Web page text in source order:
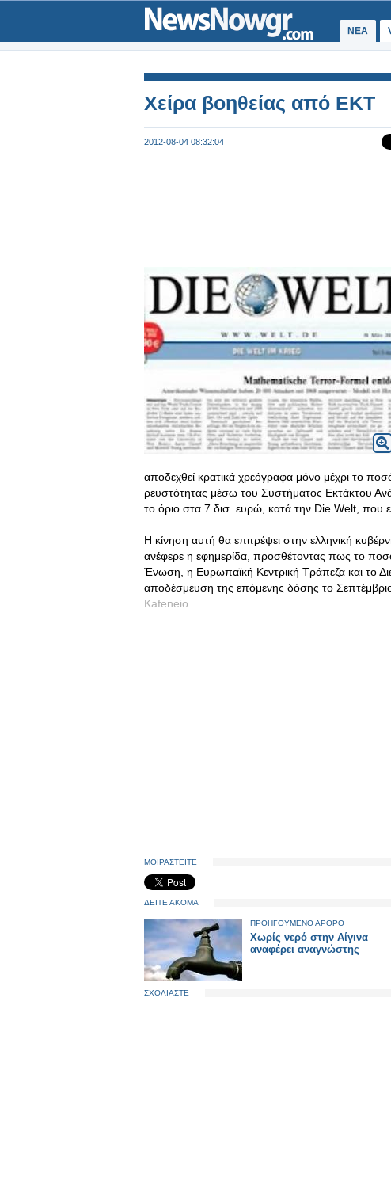
ΝΕΑ
Χείρα βοηθείας από ΕΚΤ
2012-08-04 08:32:04
αποδεχθεί κρατικά χρεόγραφα μόνο μέχρι το
ρευστότητας μέσω του Συστήματος Εκτάκτου
το όριο στα 7 δισ. ευρώ, κατά την Die Welt, που
Η κίνηση αυτή θα επιτρέψει στην ελληνική
ανέφερε η εφημερίδα, προσθέτοντας πως το
Ένωση, η Ευρωπαϊκή Κεντρική Τράπεζα και το
αποδέσμευση της επόμενης δόσης το
Kafeneio
ΜΟΙΡΑΣΤΕΙΤΕ
ΔΕΙΤΕ ΑΚΟΜΑ
ΠΡΟΗΓΟΥΜΕΝΟ ΑΡΘΡΟ
Χωρίς νερό στην Αίγινα
αναφέρει αναγνώστης
ΣΧΟΛΙΑΣΤΕ